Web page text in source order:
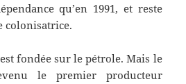
qu’en 1991, et reste
colonisatrice.
fondée sur le pétrole. Mais le
le premier producteur